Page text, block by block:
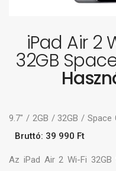
iPad Air 2
32GB
9.7" / 2GB / 32GB / Space
Bruttó: 39 990 Ft
Az iPad Air 2 Wi-Fi